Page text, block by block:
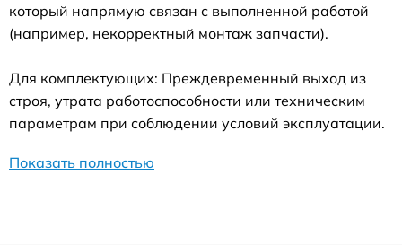
который напрямую связан с выполненной работой
(например, некорректный монтаж запчасти).
Для комплектующих: Преждевременный выход из
строя, утрата работоспособности или техническим
параметрам при соблюдении условий эксплуатации.
Показать полностью